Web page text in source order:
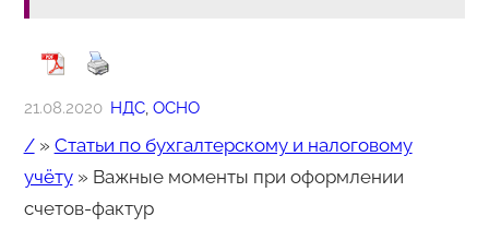
21.08.2020 НДС, ОСНО
/» Статьи по бухгалтерскому и налоговому
учёту» Важные моменты при оформлении
счетов-фактур